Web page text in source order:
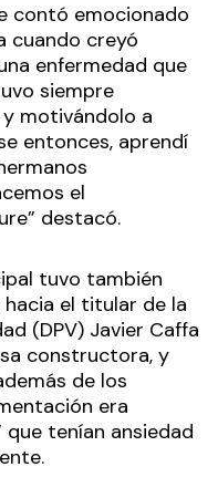
contó emocionado
cuando creyó
enfermedad que
siempre
motivándolo a
entonces, aprendí
el
destacó.
tuvo también
el titular de la
(DPV) Javier Caffa
constructora, y
de los
era
tenían ansiedad